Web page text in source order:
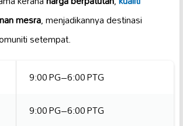
mesra, menjadikannya destinasi
setempat.
9:00 PG–6:00 PTG
9:00 PG–6:00 PTG